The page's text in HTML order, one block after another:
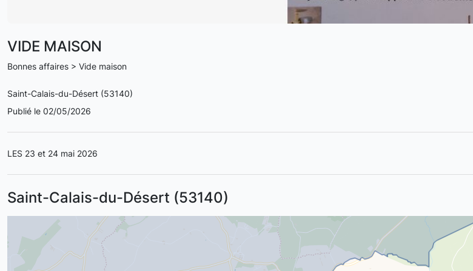
VIDE MAISON
Bonnes affaires > Vide maison
Saint-Calais-du-Désert (53140)
Publié le 02/05/2026
LES 23 et 24 mai 2026
Saint-Calais-du-Désert (53140)